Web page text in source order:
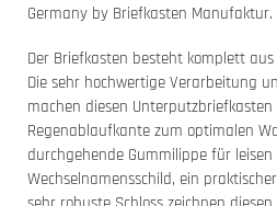
Germany by Briefkasten Manufaktur.
Der Briefkasten besteht komplett
Die sehr hochwertige Verarbeitung
machen diesen Unterputzbriefkasten
Regenablaufkante zum optimalen
durchgehende Gummilippe für
Wechselnamensschild, ein